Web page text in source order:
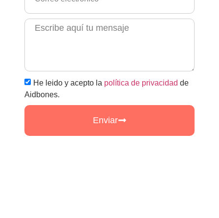
He leido y acepto la política de privacidad de
Aidbones.
Enviar